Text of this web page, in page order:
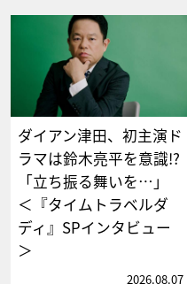
ダイアン津田、初主演ド
ラマは鈴木亮平を意識!?
「立ち振る舞いを…」
＜『タイムトラベルダ
ディ』SPインタビュー
＞
2026.08.07